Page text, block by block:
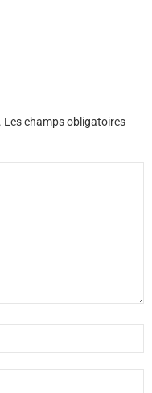
Les champs obligatoires